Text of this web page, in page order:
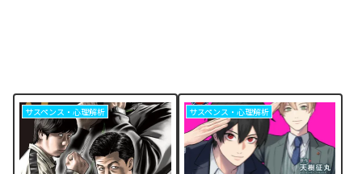
サスペンス・心理解析 サスペンス・心理解析